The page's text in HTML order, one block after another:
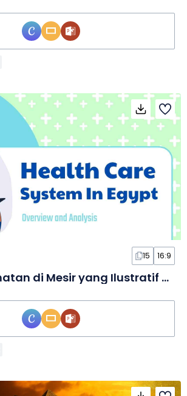
15 16:9
Sistem Kesehatan di Mesir yang Ilustratif dan Imut dalam Slide